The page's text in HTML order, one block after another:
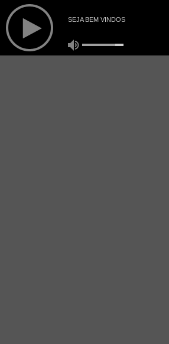
SEJA BEM VINDOS